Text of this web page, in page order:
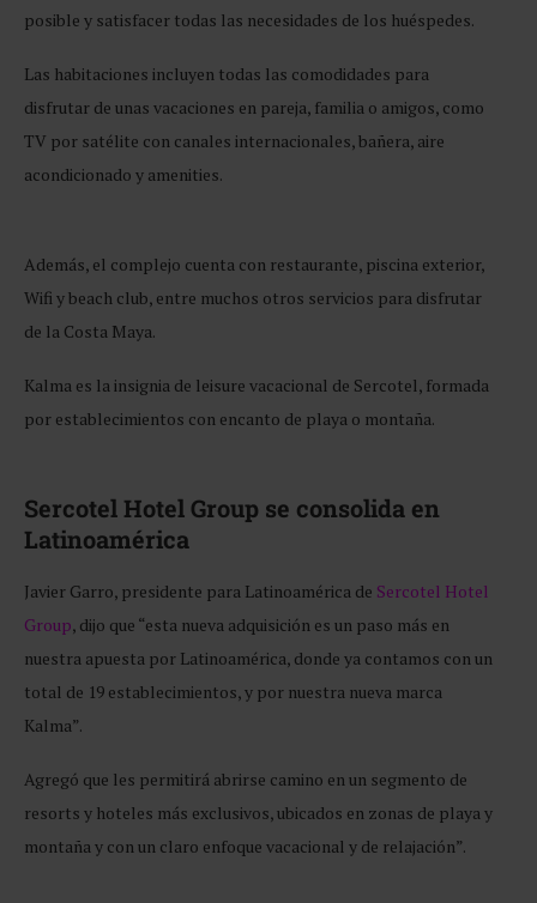
posible y satisfacer todas las necesidades de los huéspedes.
Las habitaciones incluyen todas las comodidades para
disfrutar de unas vacaciones en pareja, familia o amigos, como
TV por satélite con canales internacionales, bañera, aire
acondicionado y amenities.
Además, el complejo cuenta con restaurante, piscina exterior,
Wifi y beach club, entre muchos otros servicios para disfrutar
de la Costa Maya.
Kalma es la insignia de leisure vacacional de Sercotel, formada
por establecimientos con encanto de playa o montaña.
Sercotel Hotel Group se consolida en
Latinoamérica
Javier Garro, presidente para Latinoamérica de Sercotel Hotel
Group, dijo que “esta nueva adquisición es un paso más en
nuestra apuesta por Latinoamérica, donde ya contamos con un
total de 19 establecimientos, y por nuestra nueva marca
Kalma”.
Agregó que les permitirá abrirse camino en un segmento de
resorts y hoteles más exclusivos, ubicados en zonas de playa y
montaña y con un claro enfoque vacacional y de relajación”.